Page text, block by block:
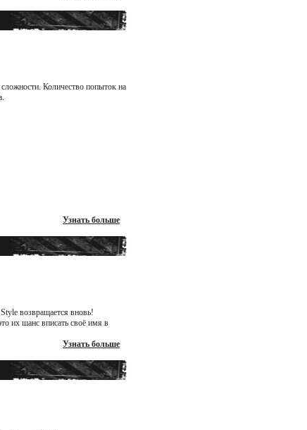
Количество попыток на
Узнать больше
возвращается вновь!
их шанс вписать своё имя в
Узнать больше